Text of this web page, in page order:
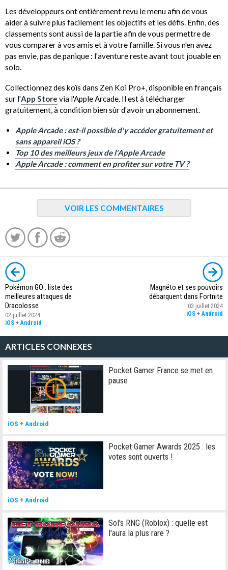
Les développeurs ont entièrement revu le menu afin de vous
aider à suivre plus facilement les objectifs et les défis. Enfin, des
classements sont aussi de la partie afin de vous permettre de
vous comparer à vos amis et à votre famille. Si vous n'en avez
pas envie, pas de panique : l'aventure reste avant tout jouable en
solo.
Collectionnez des koïs dans Zen Koi Pro+, disponible en français
sur l'App Store via l'Apple Arcade. Il est à télécharger
gratuitement, à condition bien sûr d'avoir un abonnement.
Apple Arcade : est-il possible d'y accéder gratuitement et
sans appareil iOS ?
Top 10 des meilleurs jeux de l'Apple Arcade
Apple Arcade : comment en profiter sur votre TV ?
VOIR LES COMMENTAIRES
Pokémon GO : liste des
meilleures attaques de
Dracolosse
02 juillet 2024
iOS +Android
Magnéto et ses pouvoirs
débarquent dans Fortnite
03 juillet 2024
iOS +Android
ARTICLES CONNEXES
Pocket Gamer France se met en
pause
iOS + Android
Pocket Gamer Awards 2025 : les
votes sont ouverts !
iOS + Android
Sol's RNG (Roblox) : quelle est
l'aura la plus rare ?